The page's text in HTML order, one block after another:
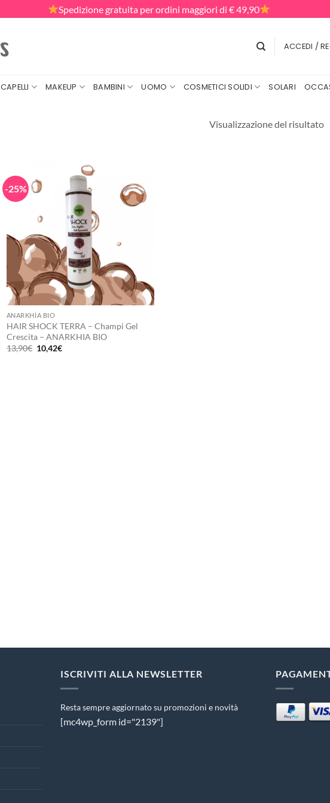
Spedizione gratuita per ordini maggiori di € 49,90
ACCEDI /
CAPELLI MAKEUP BAMBINI UOMO COSMETICI SOLIDI SOLARI
Visualizzazione del risultato
-25%
+
ANARKHÌA BIO
HAIR SHOCK TERRA – Champi Gel
Crescita – ANARKHIA BIO
13,90€ Il
prezzo
10,42€Il
ISCRIVITI ALLA NEWSLETTER
Resta sempre aggiornato su promozioni e novità
[mc4wp_form id="2139"]